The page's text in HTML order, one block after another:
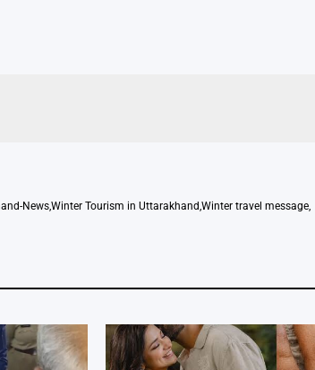
NewsWinter Tourism in Uttarakhand Winter travel message